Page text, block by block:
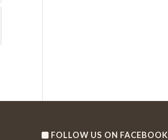
FOLLOW US ON FACEBOOK